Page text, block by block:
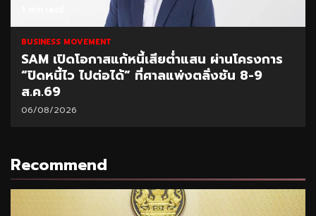
BUSINESS MOVEMENT
SAM เปิดโอกาสแก้หนี้เสียต่ำแสน ผ่านโครงการ
“ปิดหนี้ไว ไปต่อได้” ที่ศาลแพ่งตลิ่งชัน 8-9
ส.ค.69
06/08/2026
Recommend